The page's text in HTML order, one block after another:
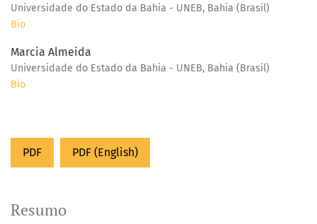
Universidade do Estado da Bahia - UNEB, Bahia (Brasil)
Bio
Marcia Almeida
Universidade do Estado da Bahia - UNEB, Bahia (Brasil)
Bio
PDF PDF (English)
Resumo